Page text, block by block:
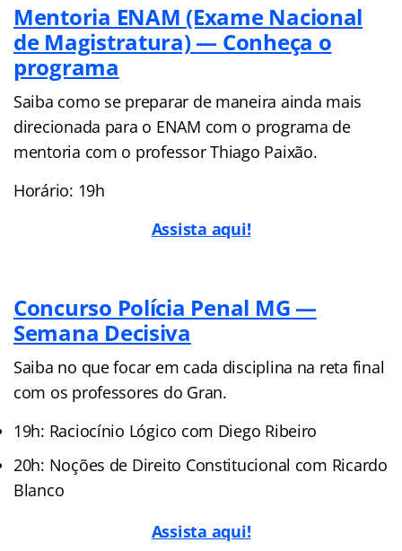
Mentoria ENAM (Exame Nacional
de Magistratura) — Conheça o
programa
Saiba como se preparar de maneira ainda mais
direcionada para o ENAM com o programa de
mentoria com o professor Thiago Paixão.
Horário: 19h
Assista aqui!
Concurso Polícia Penal MG —
Semana Decisiva
Saiba no que focar em cada disciplina na reta final
com os professores do Gran.
19h: Raciocínio Lógico com Diego Ribeiro
20h: Noções de Direito Constitucional com Ricardo
Blanco
Assista aqui!